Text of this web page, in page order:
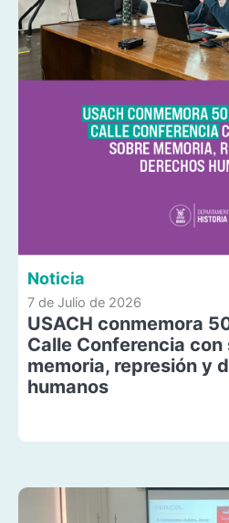
Noticia
7 de Julio de 2026
USACH conmemora
Calle Conferencia
memoria, represión y
humanos